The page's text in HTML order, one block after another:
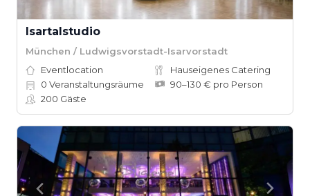
Isartalstudio
München / Ludwigsvorstadt-Isarvorstadt
Eventlocation
Hauseigenes Catering
0 Veranstaltungsräume
90–130 € pro Person
200 Gäste